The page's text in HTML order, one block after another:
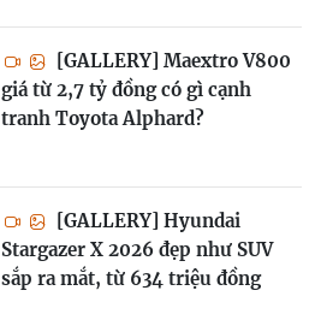
[GALLERY] Maextro V800
giá từ 2,7 tỷ đồng có gì cạnh
tranh Toyota Alphard?
[GALLERY] Hyundai
Stargazer X 2026 đẹp như SUV
sắp ra mắt, từ 634 triệu đồng